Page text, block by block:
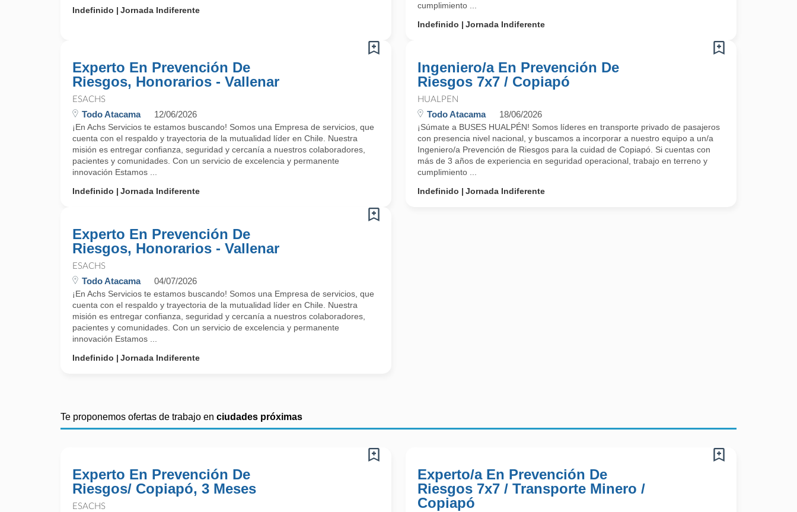
Indefinido
Jornada Indiferente
cumplimiento ...
Indefinido
Jornada Indiferente
Experto En Prevención De
Riesgos, Honorarios - Vallenar
ESACHS
Todo Atacama 12/06/2026
¡En Achs Servicios te estamos buscando! Somos una Empresa de servicios, que
cuenta con el respaldo y trayectoria de la mutualidad líder en Chile. Nuestra
misión es entregar confianza, seguridad y cercanía a nuestros colaboradores,
pacientes y comunidades. Con un servicio de excelencia y permanente
innovación Estamos ...
Indefinido
Jornada Indiferente
Ingeniero/a En Prevención De
Riesgos 7x7 / Copiapó
HUALPEN
Todo Atacama 18/06/2026
¡Súmate a BUSES HUALPÉN! Somos líderes en transporte privado de pasajeros
con presencia nivel nacional, y buscamos a incorporar a nuestro equipo a un/a
Ingeniero/a Prevención de Riesgos para la cuidad de Copiapó. Si cuentas con
más de 3 años de experiencia en seguridad operacional, trabajo en terreno y
cumplimiento ...
Indefinido
Jornada Indiferente
Experto En Prevención De
Riesgos, Honorarios - Vallenar
ESACHS
Todo Atacama 04/07/2026
¡En Achs Servicios te estamos buscando! Somos una Empresa de servicios, que
cuenta con el respaldo y trayectoria de la mutualidad líder en Chile. Nuestra
misión es entregar confianza, seguridad y cercanía a nuestros colaboradores,
pacientes y comunidades. Con un servicio de excelencia y permanente
innovación Estamos ...
Indefinido
Jornada Indiferente
Te proponemos ofertas de trabajo en ciudades próximas
Experto En Prevención De
Riesgos/ Copiapó, 3 Meses
ESACHS
Experto/a En Prevención De
Riesgos 7x7 / Transporte Minero /
Copiapó